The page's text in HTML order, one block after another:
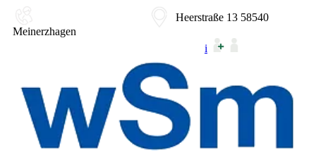
Heerstraße 13 58540
Meinerzhagen
i